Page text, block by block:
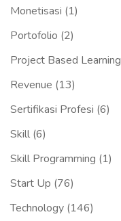
Monetisasi (1)
Portofolio (2)
Project Based Learning
Revenue (13)
Sertifikasi Profesi (6)
Skill (6)
Skill Programming (1)
Start Up (76)
Technology (146)